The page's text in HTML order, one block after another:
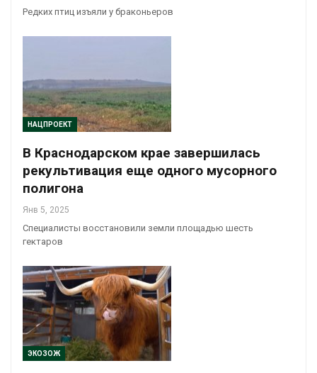
Редких птиц изъяли у браконьеров
НАЦПРОЕКТ
В Краснодарском крае завершилась
рекультивация еще одного мусорного
полигона
Янв 5, 2025
Специалисты восстановили земли площадью шесть
гектаров
ЭКОЗОЖ